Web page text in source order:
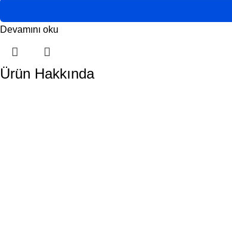
Devamını oku
Ürün Hakkında